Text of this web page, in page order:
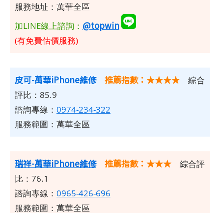
服務地址：萬華全區
加LINE線上諮詢： @topwin
(有免費估價服務)
皮可-萬華iPhone維修 推薦指數：★★★★ 綜合
評比：85.9
諮詢專線： 0974-234-322
服務範圍：萬華全區
瑞祥-萬華iPhone維修 推薦指數：★★★ 綜合評
比：76.1
諮詢專線： 0965-426-696
服務範圍：萬華全區